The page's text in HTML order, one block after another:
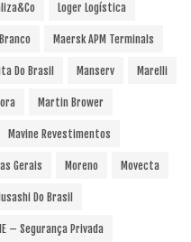
Loger Logística
Maersk APM Terminals
Do Brasil Manserv Marelli
Martin Brower
Mavine Revestimentos
Gerais Moreno Movecta
Do Brasil
– Segurança Privada